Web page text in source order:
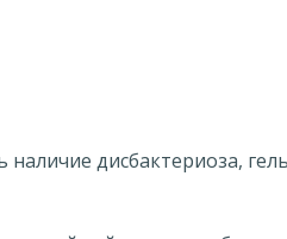
наличие дисбактериоза,